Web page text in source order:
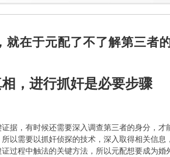
就在于元配了不了解第三者
，进行抓奸是必要步骤
据，有时候还需要深入调查第三者的身分，
以需要以抓奸侦探的技术，深入取得相关信
过程中触法的关键方法，所以元配想要成为